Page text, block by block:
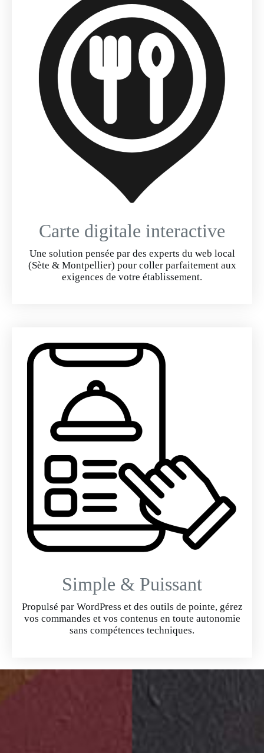
Carte digitale interactive
Une solution pensée par des experts du web local
(Sète & Montpellier) pour coller parfaitement aux
exigences de votre établissement.
Simple & Puissant
Propulsé par WordPress et des outils de pointe, gérez
vos commandes et vos contenus en toute autonomie
sans compétences techniques.